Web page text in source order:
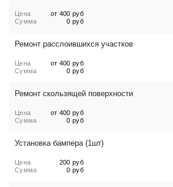
Цена
от 400 руб
Сумма
0 руб
Ремонт расслоившихся участков
Цена
от 400 руб
Сумма
0 руб
Ремонт скользящей поверхности
Цена
от 400 руб
Сумма
0 руб
Установка бампера (1шт)
Цена
200 руб
Сумма
0 руб